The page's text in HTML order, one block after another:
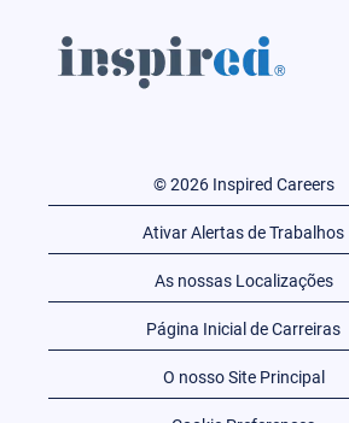
© 2026 Inspired Careers
Ativar Alertas de Trabalhos
As nossas Localizações
Página Inicial de Carreiras
O nosso Site Principal